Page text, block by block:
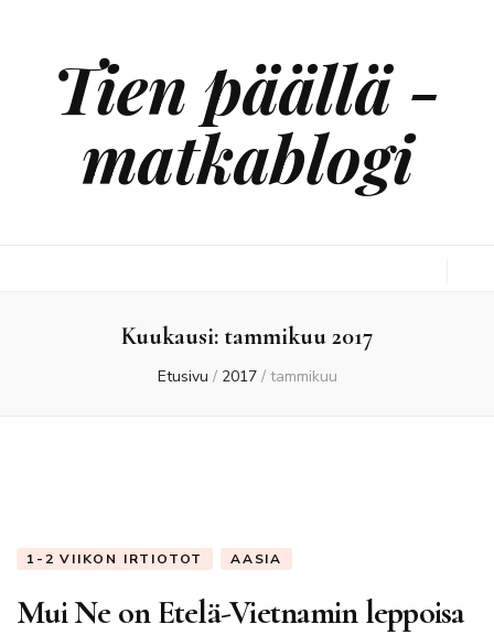
Tien päällä -
matkablogi
Kuukausi: tammikuu 2017
Etusivu / 2017 / tammikuu
1-2 VIIKON IRTIOTOT AASIA
Mui Ne on Etelä-Vietnamin leppoisa